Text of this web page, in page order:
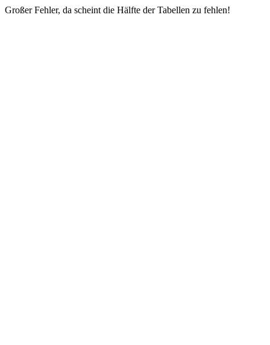
Großer Fehler, da scheint die Hälfte der Tabellen zu fehlen!